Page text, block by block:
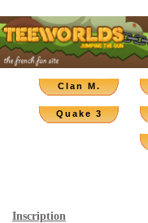
Clan M.
Quake 3
Inscription